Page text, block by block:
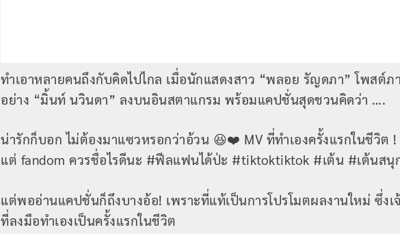
ทำเอาหลายคนถึงกับคิดไปไกล เมื่อนักแสดงสาว “พลอย รัญดภา” โพสต์
อย่าง “มิ้นท์ นวินดา” ลงบนอินสตาแกรม พร้อมแคปชั่นสุดชวนคิดว่า ….
น่ารักก็บอก ไม่ต้องมาแซวหรอกว่าอ้วน 😆❤️ MV ที่ทำเองครั้งแรกในชีวิต !
แต่ fandom ควรชื่อไรดีนะ #ฟีลแฟนได้ป่ะ #tiktoktiktok #เต้น #เต้นสนุ
แต่พออ่านแคปชั่นก็ถึงบางอ้อ! เพราะที่แท้เป็นการโปรโมตผลงานใหม่ ซึ่งเ
ที่ลงมือทำเองเป็นครั้งแรกในชีวิต